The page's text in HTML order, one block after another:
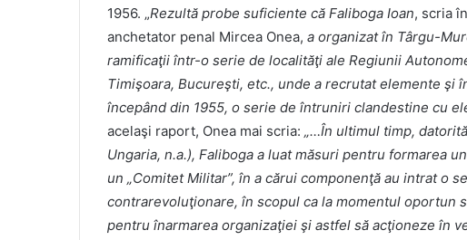
1956. „Rezultă probe suficiente că Faliboga Ioan, scria
anchetator penal Mircea Onea, a organizat în Târgu-
ramificaţii într-o serie de localităţi ale Regiunii
Timişoara, Bucureşti, etc., unde a recrutat elemente şi
începând din 1955, o serie de întruniri clandestine cu
acelaşi raport, Onea mai scria: „…În ultimul timp,
Ungaria, n.a.), Faliboga a luat măsuri pentru formarea
un „Comitet Militar”, în a cărui componenţă au intrat o
contrarevoluţionare, în scopul ca la momentul oportun
pentru înarmarea organizaţiei şi astfel să acţioneze în